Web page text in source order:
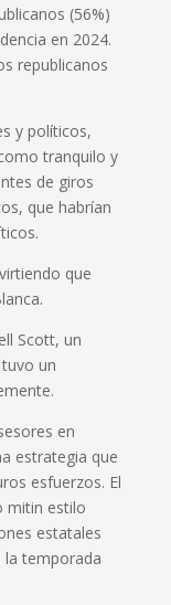
(56%)
en 2024.
republicanos
y políticos,
tranquilo y
de giros
que habrían
que
Scott, un
un
en
estrategia que
esfuerzos. El
mitin estilo
estatales
la temporada